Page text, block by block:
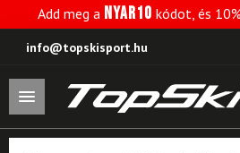
Add meg a NYAR10 kódot, és
info@topskisport.hu